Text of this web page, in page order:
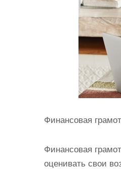
Финансовая
Финансовая
оценивать свои